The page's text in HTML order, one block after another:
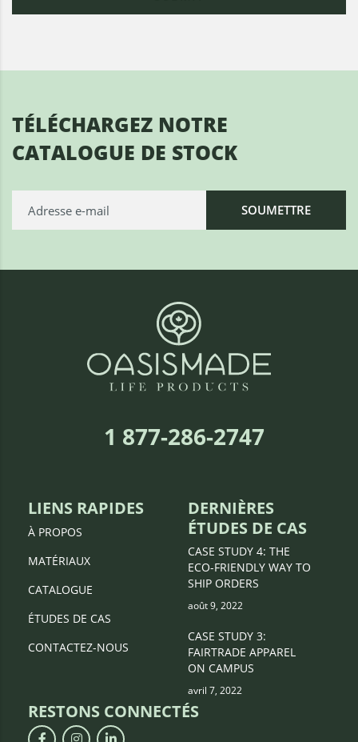
TÉLÉCHARGEZ NOTRE
CATALOGUE DE STOCK
1 877-286-2747
LIENS RAPIDES
À PROPOS
MATÉRIAUX
CATALOGUE
ÉTUDES DE CAS
CONTACTEZ-NOUS
DERNIÈRES
ÉTUDES DE CAS
CASE STUDY 4: THE
ECO-FRIENDLY WAY TO
SHIP ORDERS
août 9, 2022
CASE STUDY 3:
FAIRTRADE APPAREL
ON CAMPUS
avril 7, 2022
RESTONS CONNECTÉS